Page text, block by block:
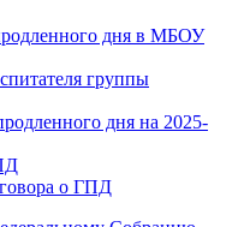
дня в МБОУ
группы
дня на 2025-
о ГПД